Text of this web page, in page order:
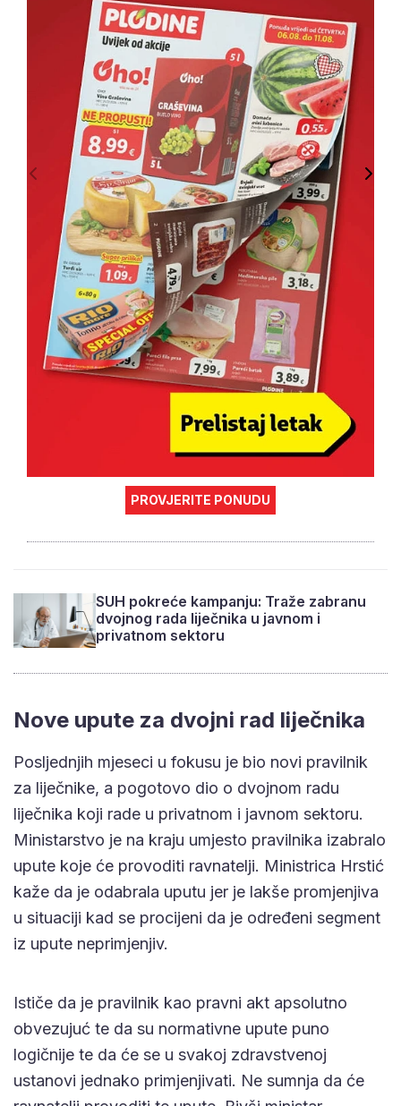
PROVJERITE PONUDU
SUH pokreće kampanju: Traže zabranu
dvojnog rada liječnika u javnom i
privatnom sektoru
Nove upute za dvojni rad liječnika
Posljednjih mjeseci u fokusu je bio novi pravilnik
za liječnike, a pogotovo dio o dvojnom radu
liječnika koji rade u privatnom i javnom sektoru.
Ministarstvo je na kraju umjesto pravilnika izabralo
upute koje će provoditi ravnatelji. Ministrica Hrstić
kaže da je odabrala uputu jer je lakše promjenjiva
u situaciji kad se procijeni da je određeni segment
iz upute neprimjenjiv.
Ističe da je pravilnik kao pravni akt apsolutno
obvezujuć te da su normativne upute puno
logičnije te da će se u svakoj zdravstvenoj
ustanovi jednako primjenjivati. Ne sumnja da će